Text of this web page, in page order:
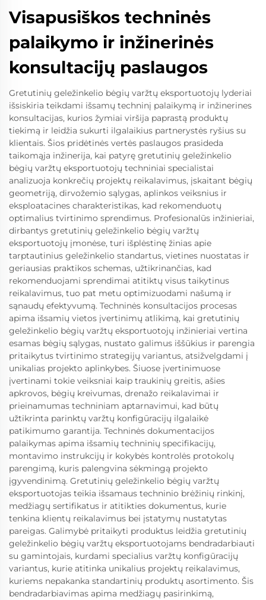
Visapusiškos techninės
palaikymo ir inžinerinės
konsultacijų paslaugos
Gretutinių geležinkelio bėgių varžtų eksportuotojų lyderiai
išsiskiria teikdami išsamų techninį palaikymą ir inžinerines
konsultacijas, kurios žymiai viršija paprastą produktų
tiekimą ir leidžia sukurti ilgalaikius partnerystės ryšius su
klientais. Šios pridėtinės vertės paslaugos prasideda
taikomąja inžinerija, kai patyrę gretutinių geležinkelio
bėgių varžtų eksportuotojų techniniai specialistai
analizuoja konkrečių projektų reikalavimus, įskaitant bėgių
geometriją, dirvožemio sąlygas, aplinkos veiksnius ir
eksploatacines charakteristikas, kad rekomenduotų
optimalius tvirtinimo sprendimus. Profesionalūs inžinieriai,
dirbantys gretutinių geležinkelio bėgių varžtų
eksportuotojų įmonėse, turi išplėstinę žinias apie
tarptautinius geležinkelio standartus, vietines nuostatas ir
geriausias praktikos schemas, užtikrinančias, kad
rekomenduojami sprendimai atitiktų visus taikytinus
reikalavimus, tuo pat metu optimizuodami našumą ir
sąnaudų efektyvumą. Techninės konsultacijos procesas
apima išsamių vietos įvertinimų atlikimą, kai gretutinių
geležinkelio bėgių varžtų eksportuotojų inžinieriai vertina
esamas bėgių sąlygas, nustato galimus iššūkius ir parengia
pritaikytus tvirtinimo strategijų variantus, atsižvelgdami į
unikalias projekto aplinkybes. Šiuose įvertinimuose
įvertinami tokie veiksniai kaip traukinių greitis, ašies
apkrovos, bėgių kreivumas, drenažo reikalavimai ir
prieinamumas techniniam aptarnavimui, kad būtų
užtikrinta parinktų varžtų konfigūracijų ilgalaikė
patikimumo garantija. Techninės dokumentacijos
palaikymas apima išsamių techninių specifikacijų,
montavimo instrukcijų ir kokybės kontrolės protokolų
parengimą, kuris palengvina sėkmingą projekto
įgyvendinimą. Gretutinių geležinkelio bėgių varžtų
eksportuotojas teikia išsamaus techninio brėžinių rinkinį,
medžiagų sertifikatus ir atitikties dokumentus, kurie
tenkina klientų reikalavimus bei įstatymų nustatytas
pareigas. Galimybė pritaikyti produktus leidžia gretutinių
geležinkelio bėgių varžtų eksportuotojams bendradarbiauti
su gamintojais, kurdami specialius varžtų konfigūracijų
variantus, kurie atitinka unikalius projektų reikalavimus,
kuriems nepakanka standartinių produktų asortimento. Šis
bendradarbiavimas apima medžiagų pasirinkimą,